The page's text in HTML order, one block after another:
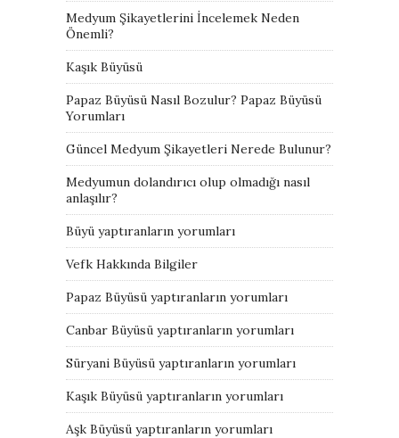
Medyum Şikayetlerini İncelemek Neden
Önemli?
Kaşık Büyüsü
Papaz Büyüsü Nasıl Bozulur? Papaz Büyüsü
Yorumları
Güncel Medyum Şikayetleri Nerede Bulunur?
Medyumun dolandırıcı olup olmadığı nasıl
anlaşılır?
Büyü yaptıranların yorumları
Vefk Hakkında Bilgiler
Papaz Büyüsü yaptıranların yorumları
Canbar Büyüsü yaptıranların yorumları
Süryani Büyüsü yaptıranların yorumları
Kaşık Büyüsü yaptıranların yorumları
Aşk Büyüsü yaptıranların yorumları